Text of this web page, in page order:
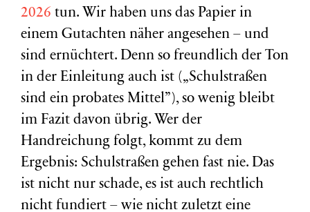
2026 tun. Wir haben uns das Papier in
einem Gutachten näher angesehen – und
sind ernüchtert. Denn so freundlich der Ton
in der Einleitung auch ist („Schulstraßen
sind ein probates Mittel”), so wenig bleibt
im Fazit davon übrig. Wer der
Handreichung folgt, kommt zu dem
Ergebnis: Schulstraßen gehen fast nie. Das
ist nicht nur schade, es ist auch rechtlich
nicht fundiert – wie nicht zuletzt eine